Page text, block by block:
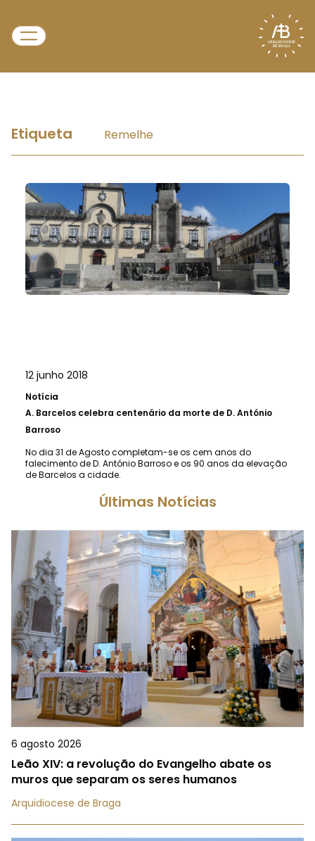
Etiqueta Remelhe
12 junho 2018
Notícia
A. Barcelos celebra centenário da morte de D. António
Barroso
No dia 31 de Agosto completam-se os cem anos do
falecimento de D. António Barroso e os 90 anos da elevação
de Barcelos a cidade.
Últimas Notícias
6 agosto 2026
Leão XIV: a revolução do Evangelho abate os
muros que separam os seres humanos
Arquidiocese de Braga